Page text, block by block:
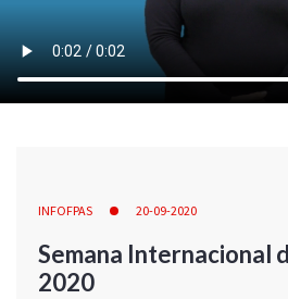
INFOFPAS 20-09-2020
Semana Internacional
2020